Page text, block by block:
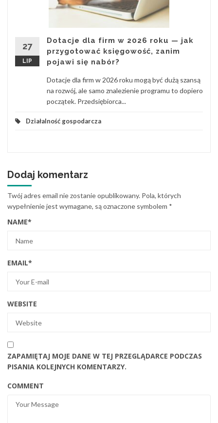
27
LIP
Dotacje dla firm w 2026 roku — jak
przygotować księgowość, zanim
pojawi się nabór?
Dotacje dla firm w 2026 roku mogą być dużą szansą
na rozwój, ale samo znalezienie programu to dopiero
początek. Przedsiębiorca...
Działalność gospodarcza
Dodaj komentarz
Twój adres email nie zostanie opublikowany. Pola, których
wypełnienie jest wymagane, są oznaczone symbolem *
NAME*
EMAIL*
WEBSITE
ZAPAMIĘTAJ MOJE DANE W TEJ PRZEGLĄDARCE PODCZAS
PISANIA KOLEJNYCH KOMENTARZY.
COMMENT